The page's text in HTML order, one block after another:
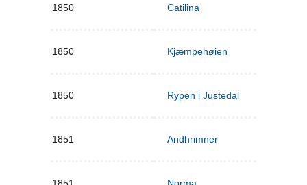
1850 Catilina
1850 Kjæmpehøien
1850 Rypen i Justedal
1851 Andhrimner
1851 Norma